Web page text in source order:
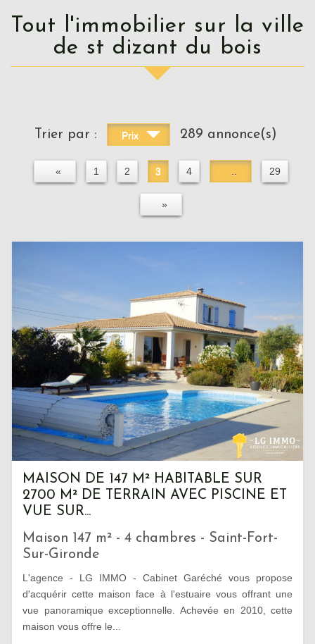
Tout l'immobilier sur la ville
de st dizant du bois
Trier par : Prix 289 annonce(s)
« 1 2 3 4 .. 29
»
MAISON DE 147 M² HABITABLE SUR
2700 M² DE TERRAIN AVEC PISCINE ET
VUE SUR...
Maison 147 m² - 4 chambres - Saint-Fort-
Sur-Gironde
L'agence - LG IMMO - Cabinet Garéché vous propose
d'acquérir cette maison face à l'estuaire vous offrant une
vue panoramique exceptionnelle. Achevée en 2010, cette
maison vous offre le...